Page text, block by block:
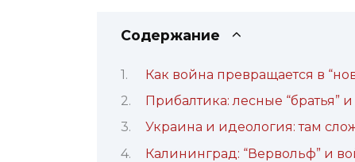
Содержание
Как война превращается в
Прибалтика: лесные
Украина и идеология: там
Калининград: “Вервольф” и